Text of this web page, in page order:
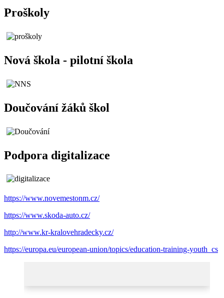
Proškoly
Nová škola - pilotní škola
Doučování žáků škol
Podpora digitalizace
https://www.novemestonm.cz/
https://www.skoda-auto.cz/
http://www.kr-kralovehradecky.cz/
https://europa.eu/european-union/topics/education-training-youth_cs